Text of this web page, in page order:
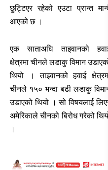
छुट्टिएर रहेको एउटा प्रान्त
आएको छ ।
एक साताअघि ताइवानको
क्षेत्रमा चीनले लडाकु विमान
थियो । ताइवानको हवाई
चीनले १५० भन्दा बढी लडाकु
उडाएको थियो । सो विषयलाई
अमेरिकाले चीनको बिरोध गरेको
।